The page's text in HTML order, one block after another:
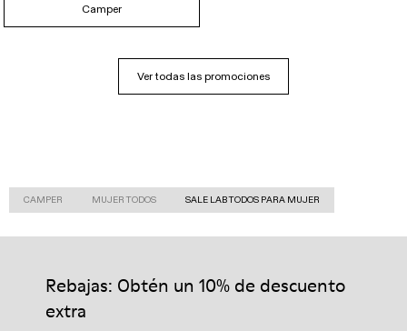
Camper
Ver todas las promociones
CAMPER MUJER TODOS SALE LAB TODOS PARA MUJER
Rebajas: Obtén un 10% de descuento
extra